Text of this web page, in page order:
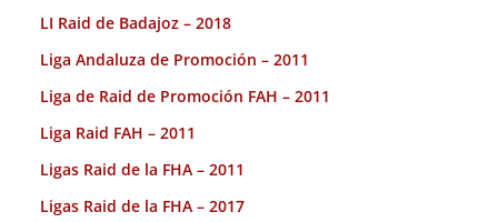
LI Raid de Badajoz – 2018
Liga Andaluza de Promoción – 2011
Liga de Raid de Promoción FAH – 2011
Liga Raid FAH – 2011
Ligas Raid de la FHA – 2011
Ligas Raid de la FHA – 2017